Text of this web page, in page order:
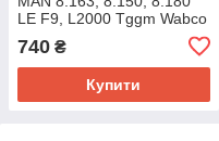
LE F9, L2000 Tggm Wabco
740 ₴
Купити